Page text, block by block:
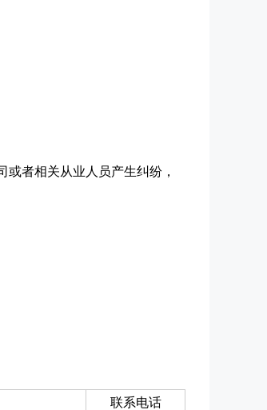
者相关从业人员产生纠纷，
联系电话